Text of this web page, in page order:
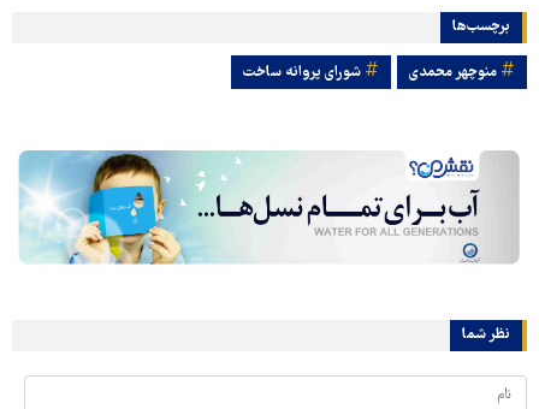
برچسب‌ها
منوچهر محمدی شورای پروانه ساخت
نظر شما